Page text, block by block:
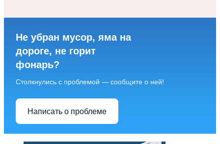
Не убран мусор, яма на
дороге, не горит
фонарь?
Столкнулись с проблемой — сообщите о ней!
Написать о проблеме